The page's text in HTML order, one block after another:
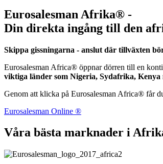
Eurosalesman Afrika® -
Din direkta ingång till den
Skippa gissningarna - anslut där tillväxten
Eurosalesman Africa® öppnar dörren till en
viktiga länder som Nigeria, Sydafrika, Kenya
Genom att klicka på Eurosalesman Africa® får
Eurosalesman Online ®
Våra bästa marknader i